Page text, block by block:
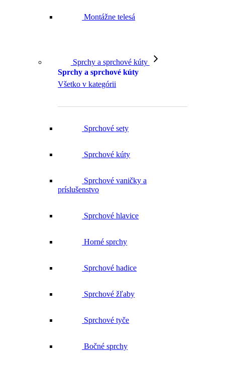
Montážne telesá
Sprchy a sprchové kúty
Sprchy a sprchové kúty
Všetko v kategórii
Sprchové sety
Sprchové kúty
Sprchové vaničky a
príslušenstvo
Sprchové hlavice
Horné sprchy
Sprchové hadice
Sprchové žľaby
Sprchové tyče
Bočné sprchy